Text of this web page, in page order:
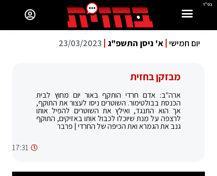
בס"ד
יום חמישי א' ניסן התשפ"ג 23/03/2023
מבזקן בחזית
ארה"ב: אדם חרדי הותקף באור יום מחוץ לבית
הכנסת בבולטימור. השוטרים ניסו לעצור את התוקף,
אך הוא התנגד, ואילץ את השוטרים להפיל אותו
לרצפה על מנת שיוכלו לכבול אותו באזיקים, התוקף
גנב את הגמרא ואת הכיפה של החרדי | פרבר
17:31